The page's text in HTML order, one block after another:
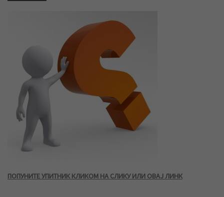
ПОПУНИТЕ УПИТНИК КЛИКОМ НА СЛИКУ ИЛИ ОВАЈ ЛИНК